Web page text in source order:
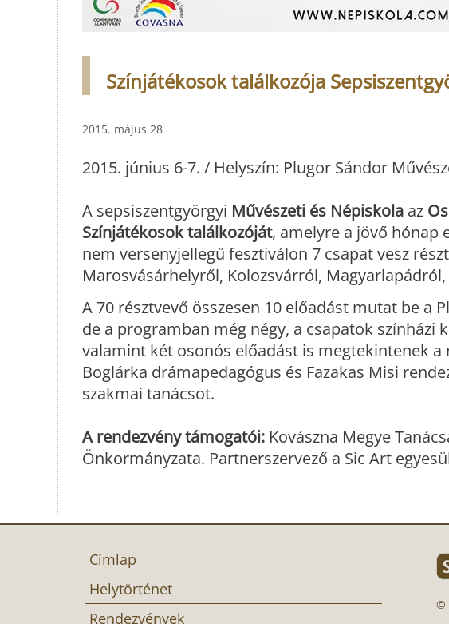
Színjátékosok találkozója
2015. május 28
2015. június 6-7. / Helyszín: Plugor Sándor
A sepsiszentgyörgyi Művészeti és Népiskola az
Színjátékosok találkozóját, amelyre a jövő hónap
nem versenyjellegű fesztiválon 7 csapat vesz
Marosvásárhelyről, Kolozsvárról,
A 70 résztvevő összesen 10 előadást mutat be a
de a programban még négy, a csapatok színházi
valamint két osonós előadást is megtekintenek
Boglárka drámapedagógus és Fazakas Misi
szakmai tanácsot.
A rendezvény támogatói: Kovászna Megye
Önkormányzata. Partnerszervező a Sic Art
Címlap
Helytörténet
Rendezvények
©